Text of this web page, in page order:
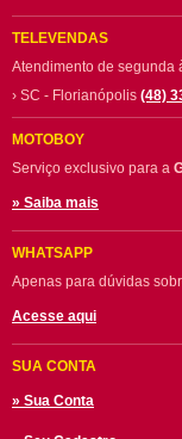
TELEVENDAS
Atendimento de segunda
› SC - Florianópolis (48)
MOTOBOY
Serviço exclusivo para a
» Saiba mais
WHATSAPP
Apenas para dúvidas
Acesse aqui
SUA CONTA
» Sua Conta